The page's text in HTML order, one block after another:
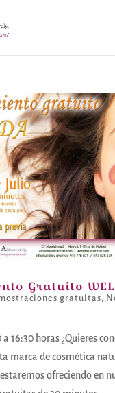
Gratuito
gratuitas,
16:30 horas ¿Quieres
marca de cosmética
ofreciendo en